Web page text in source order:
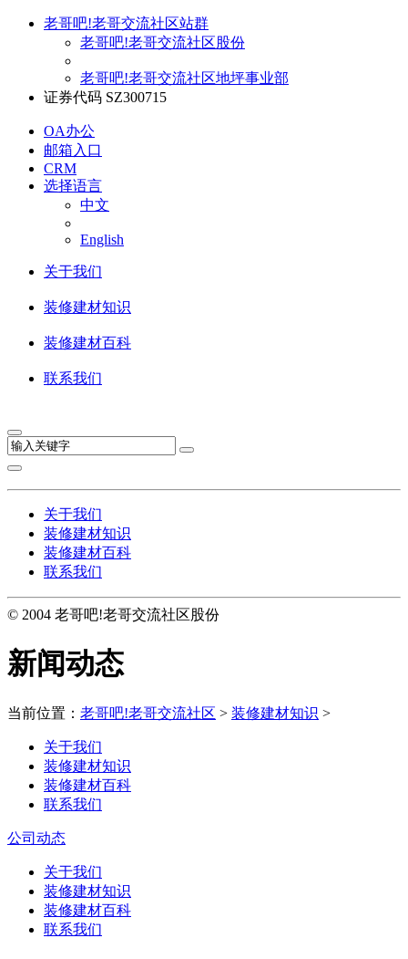
老哥吧!老哥交流社区站群
老哥吧!老哥交流社区股份
老哥吧!老哥交流社区地坪事业部
证券代码 SZ300715
OA办公
邮箱入口
CRM
选择语言
中文
English
关于我们
装修建材知识
装修建材百科
联系我们
关于我们
装修建材知识
装修建材百科
联系我们
© 2004 老哥吧!老哥交流社区股份
新闻动态
当前位置： 老哥吧!老哥交流社区 > 装修建材知识 >
关于我们
装修建材知识
装修建材百科
联系我们
公司动态
关于我们
装修建材知识
装修建材百科
联系我们